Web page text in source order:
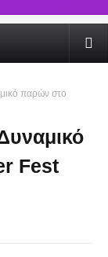
παρών στο
Fest